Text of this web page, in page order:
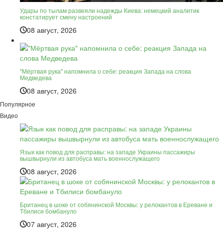
Удары по тылам развеяли надежды Киева: немецкий аналитик
констатирует смену настроений
08 август, 2026
"Мёртвая рука" напомнила о себе: реакция Запада на слова
Медведева
08 август, 2026
Популярное
Видео
Язык как повод для расправы: на западе Украины пассажиры
вышвырнули из автобуса мать военнослужащего
08 август, 2026
Британец в шоке от собянинской Москвы: у релокантов в Ереване и
Тбилиси бомбануло
07 август, 2026